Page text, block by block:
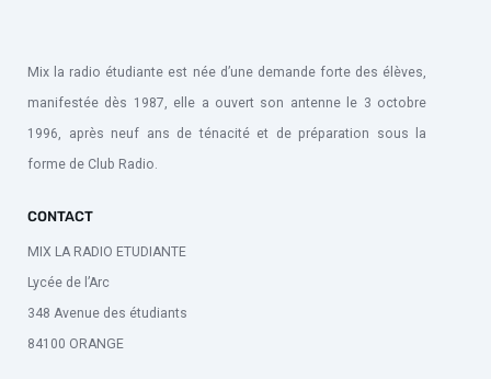
Mix la radio étudiante est née d’une demande forte des élèves,
manifestée dès 1987, elle a ouvert son antenne le 3 octobre
1996, après neuf ans de ténacité et de préparation sous la
forme de Club Radio.
CONTACT
MIX LA RADIO ETUDIANTE
Lycée de l’Arc
348 Avenue des étudiants
84100 ORANGE